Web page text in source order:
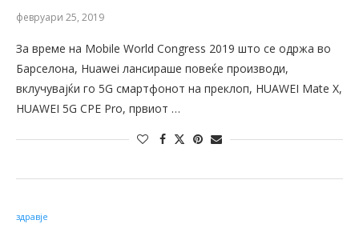
февруари 25, 2019
За време на Mobile World Congress 2019 што се одржа во
Барселона, Huawei лансираше повеќе производи,
вклучувајќи го 5G смартфонот на преклоп, HUAWEI Mate X,
HUAWEI 5G CPE Pro, првиот …
здравје